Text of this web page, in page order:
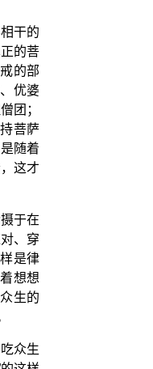
干的
的菩
的部
优婆
团；
菩萨
随着
这才
于在
、穿
是律
想想
生的
众生